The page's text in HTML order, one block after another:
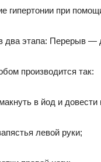
гипертонии при
два этапа: Перерыв —
производится так:
в йод и довести
левой руки;